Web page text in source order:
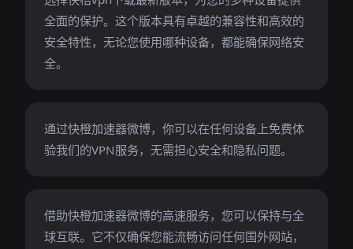
全面的保护。这个版本具有卓越的兼容性和高效的
安全特性，无论您使用哪种设备，都能确保网络安
全。
通过快橙加速器微博，你可以在任何设备上免费体
验我们的VPN服务，无需担心安全和隐私问题。
借助快橙加速器微博的高速服务，您可以保持与全
球互联。它不仅确保您能流畅访问任何国外网站，